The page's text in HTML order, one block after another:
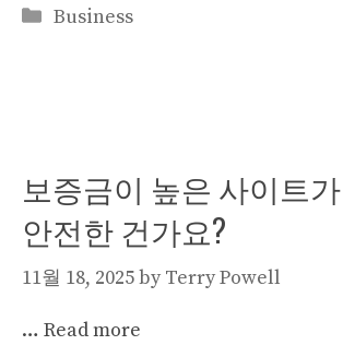
Categories
Business
보증금이 높은 사이트
안전한 건가요?
11월 18, 2025by Terry Powell
… Read more